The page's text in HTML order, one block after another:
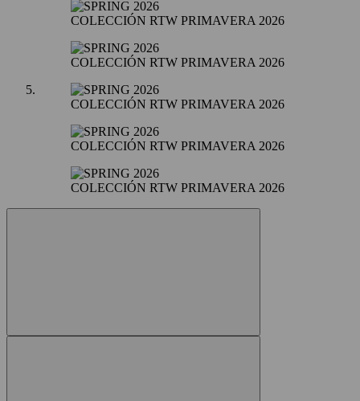
COLECCIÓN RTW PRIMAVERA 2026
COLECCIÓN RTW PRIMAVERA 2026
COLECCIÓN RTW PRIMAVERA 2026
COLECCIÓN RTW PRIMAVERA 2026
COLECCIÓN RTW PRIMAVERA 2026